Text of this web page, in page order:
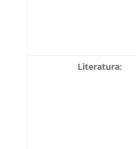
Literatura: